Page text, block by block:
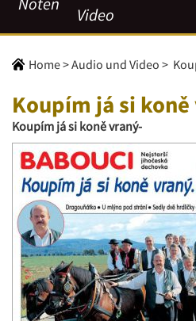
Video
Home>Audio und Video >
Koupím já si
Koupím já si koně vraný-